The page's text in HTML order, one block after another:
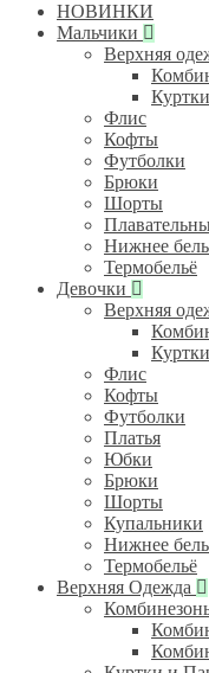
НОВИНКИ
Мальчики
Верхняя
Флис
Кофты
Футболки
Брюки
Шорты
Нижнее
Термобельё
Девочки
Верхняя
Флис
Кофты
Футболки
Платья
Юбки
Брюки
Шорты
Купальники
Нижнее
Термобельё
Верхняя Одежда